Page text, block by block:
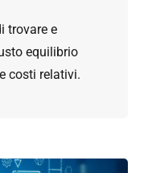
trovare e
equilibrio
costi relativi.